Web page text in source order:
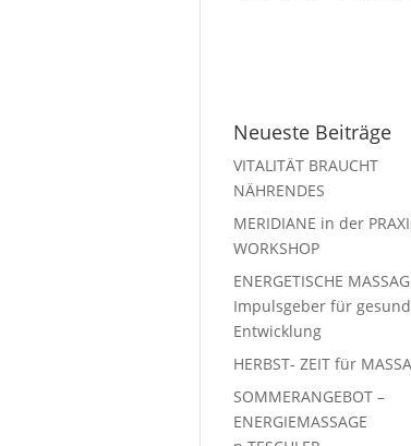
Neueste Beiträge
VITALITÄT BRAUCHT
NÄHRENDES
MERIDIANE in der
WORKSHOP
ENERGETISCHE
Impulsgeber für
Entwicklung
HERBST- ZEIT für
SOMMERANGEBOT –
ENERGIEMASSAGE